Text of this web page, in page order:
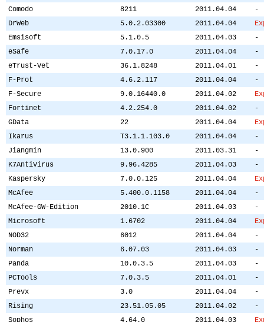
Comodo
8211 2011.04.04
-
DrWeb
5.0.2.03300 2011.04.04
Emsisoft
5.1.0.5 2011.04.03
-
eSafe
7.0.17.0 2011.04.04
-
eTrust-Vet
36.1.8248 2011.04.01
-
F-Prot
4.6.2.117 2011.04.04
-
F-Secure
9.0.16440.0 2011.04.02
Fortinet
4.2.254.0 2011.04.02
-
GData
22 2011.04.04
Ikarus
T3.1.1.103.0 2011.04.04
-
Jiangmin
13.0.900 2011.03.31
-
K7AntiVirus
9.96.4285 2011.04.03
-
Kaspersky
7.0.0.125 2011.04.04
McAfee
5.400.0.1158 2011.04.04
-
McAfee-GW-Edition
2010.1C 2011.04.03
-
Microsoft
1.6702 2011.04.04
NOD32
6012 2011.04.04
-
Norman
6.07.03 2011.04.03
-
Panda
10.0.3.5 2011.04.03
-
PCTools
7.0.3.5 2011.04.01
-
Prevx
3.0 2011.04.04
-
Rising
23.51.05.05 2011.04.02
-
Sophos
4.64.0 2011.04.03